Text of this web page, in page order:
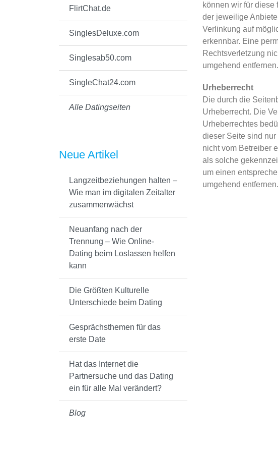
FlirtChat.de
SinglesDeluxe.com
Singlesab50.com
SingleChat24.com
Alle Datingseiten
Neue Artikel
Langzeitbeziehungen halten –
Wie man im digitalen Zeitalter
zusammenwächst
Neuanfang nach der
Trennung – Wie Online-
Dating beim Loslassen helfen
kann
Die Größten Kulturelle
Unterschiede beim Dating
Gesprächsthemen für das
erste Date
Hat das Internet die
Partnersuche und das Dating
ein für alle Mal verändert?
Blog
können wir für diese
der jeweilige
Verlinkung auf
erkennbar. Eine
Rechtsverletzung
umgehend entfernen.
Urheberrecht
Die durch die
Urheberrecht. Die
Urheberrechtes
dieser Seite sind
nicht vom Betreiber
als solche
um einen
umgehend entfernen.